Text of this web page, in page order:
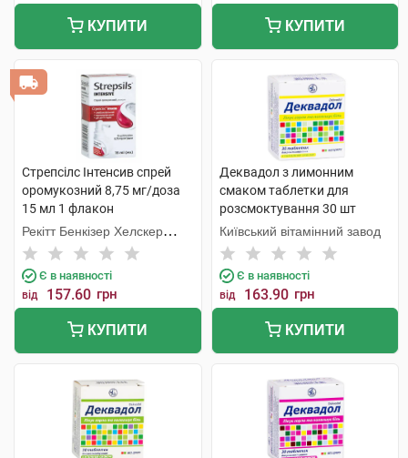
КУПИТИ КУПИТИ
Стрепсілс Інтенсив спрей
оромукозний 8,75 мг/доза
15 мл 1 флакон
Рекітт Бенкізер Хелскер
Інтернешнл
Є в наявності
від 157.60 грн
КУПИТИ
Деквадол з лимонним
смаком таблетки для
розсмоктування 30 шт
Київський вітамінний завод
Є в наявності
від 163.90 грн
КУПИТИ